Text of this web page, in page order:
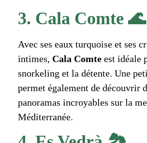
3. Cala Comte 🌊
Avec ses eaux turquoise et ses
intimes, Cala Comteest idéale
snorkeling et la détente. Une
permet également de découvrir
panoramas incroyables sur la
Méditerranée.